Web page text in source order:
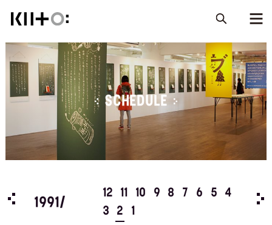
SCHEDULE
4
1991/
12 11 10 9 8 7 6 5
4
3
2 1